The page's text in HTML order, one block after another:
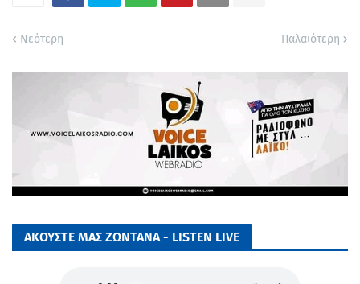
Νεότερη Παλαιότερη
ΑΚΟΥΣΤΕ ΜΑΣ ΖΩΝΤΑΝΑ - LISTEN LIVE